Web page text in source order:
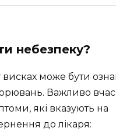
небезпеку?
висках може бути
Важливо
які вказують на
до лікаря: